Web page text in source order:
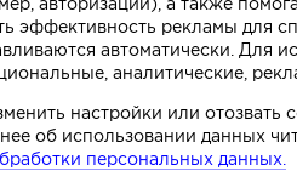
символизирующих
точки выделяется среди
сосредоточить
процессе, в основе
эффективность рекламы для
автоматически. Для
аналитические,
настройки или
об использовании данных
персональных данных.